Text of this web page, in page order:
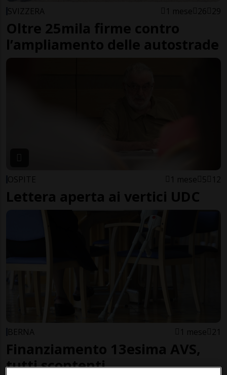
SVIZZERA 1 mese 26 29
Oltre 25mila firme contro
l’ampliamento delle autostrade
OSPITE 1 mese 5 12
Lettera aperta ai vertici UDC
BERNA 1 mese 21
Finanziamento 13esima AVS,
tutti scontenti